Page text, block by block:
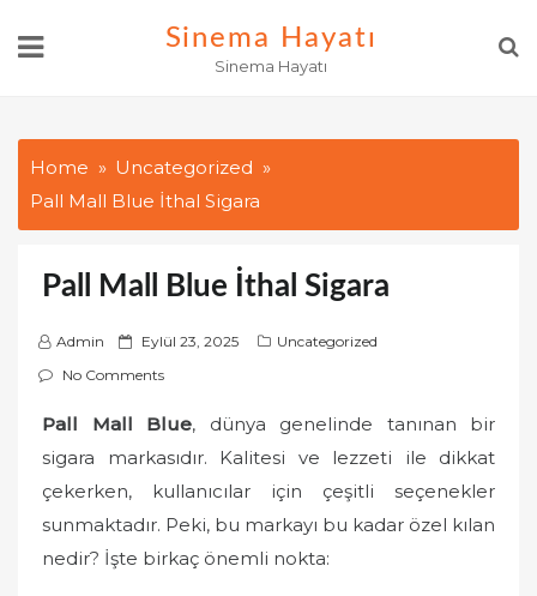
Sinema Hayatı
Sinema Hayatı
Home
Uncategorized
Pall Mall Blue İthal Sigara
Pall Mall Blue İthal Sigara
Admin
P
o
t
e
Eylül 23, 2025
Uncategorized
No Comments
Pall Mall Blue, dünya genelinde tanınan bir
sigara markasıdır. Kalitesi ve lezzeti ile dikkat
çekerken, kullanıcılar için çeşitli seçenekler
sunmaktadır. Peki, bu markayı bu kadar özel kılan
nedir? İşte birkaç önemli nokta: